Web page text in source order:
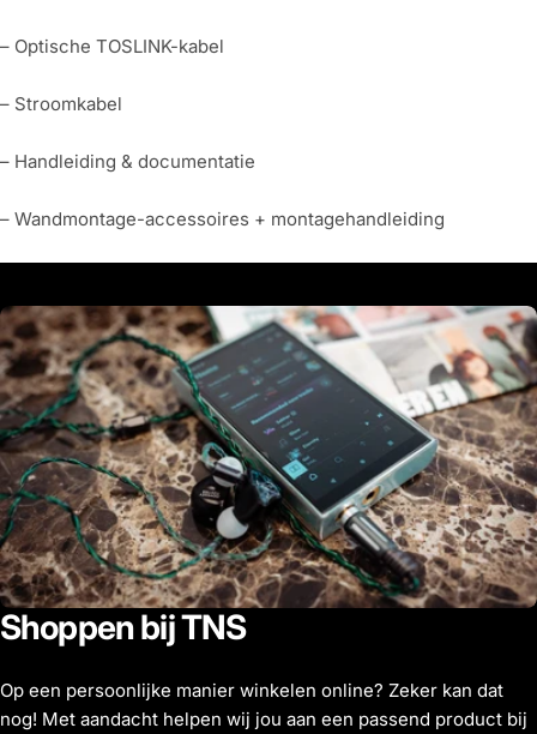
– Optische TOSLINK-kabel
– Stroomkabel
– Handleiding & documentatie
– Wandmontage-accessoires + montagehandleiding
Shoppen bij TNS
Op een persoonlijke manier winkelen online? Zeker kan dat
nog! Met aandacht helpen wij jou aan een passend product bij